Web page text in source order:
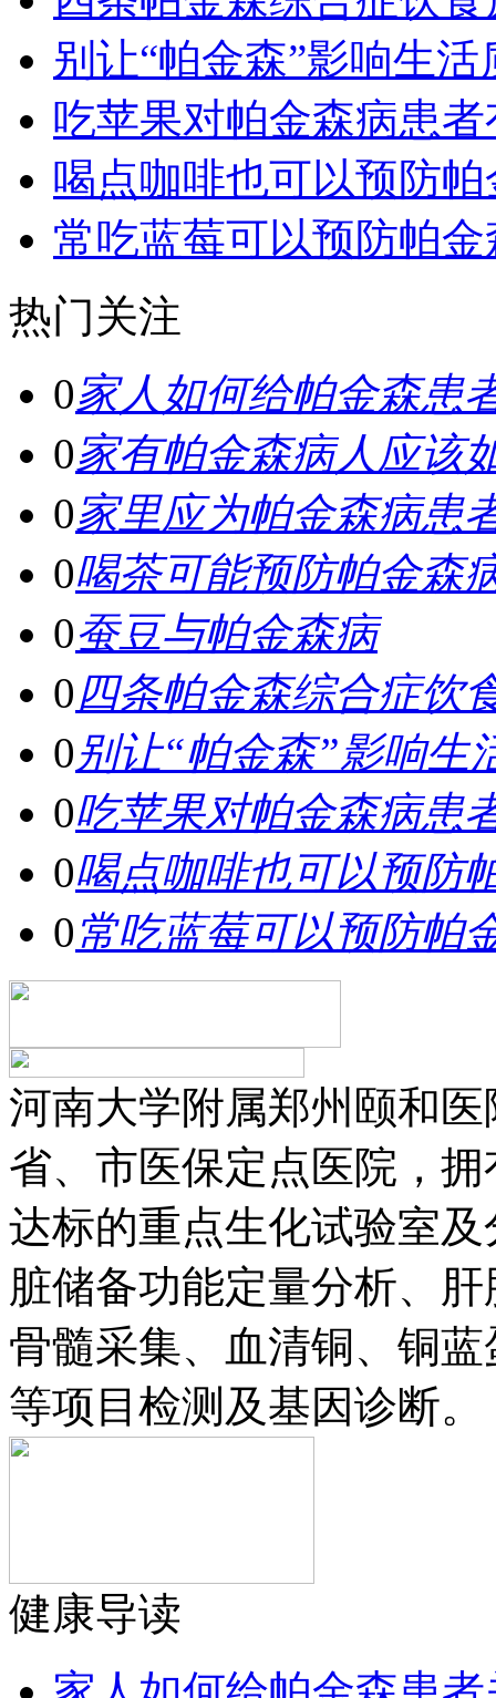
别让“帕金森”影响生活
吃苹果对帕金森病患
喝点咖啡也可以预防帕
常吃蓝莓可以预防帕金
热门关注
0家人如何给帕金森患
0家有帕金森病人应该
0家里应为帕金森病患
0喝茶可能预防帕金森
0蚕豆与帕金森病
0四条帕金森综合症饮
0别让“帕金森”影响生
0吃苹果对帕金森病患
0喝点咖啡也可以预防
0常吃蓝莓可以预防帕
河南大学附属郑州颐和
省、市医保定点医院，
达标的重点生化试验室
脏储备功能定量分析、
骨髓采集、血清铜、铜
等项目检测及基因诊断。
健康导读